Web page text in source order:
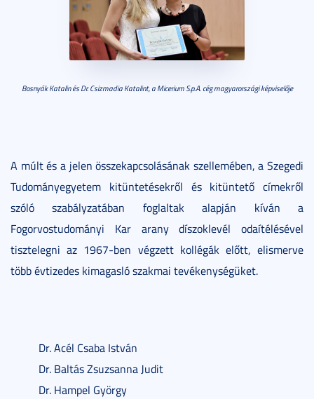
Bosnyák Katalin és Dr. Csizmadia Katalint, a Micerium S.p.A. cég magyarországi képviselője
A múlt és a jelen összekapcsolásának szellemében, a Szegedi
Tudományegyetem kitüntetésekről és kitüntető címekről
szóló szabályzatában foglaltak alapján kíván a
Fogorvostudományi Kar arany díszoklevél odaítélésével
tisztelegni az 1967-ben végzett kollégák előtt, elismerve
több évtizedes kimagasló szakmai tevékenységüket.
Dr. Acél Csaba István
Dr. Baltás Zsuzsanna Judit
Dr. Hampel György